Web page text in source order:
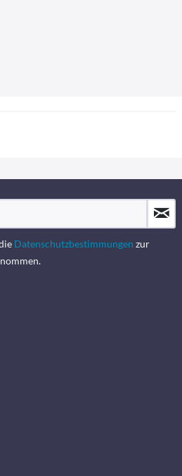
Datenschutzbestimmungen zur